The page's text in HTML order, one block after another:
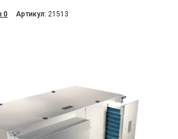
0 Aртикул: 21513